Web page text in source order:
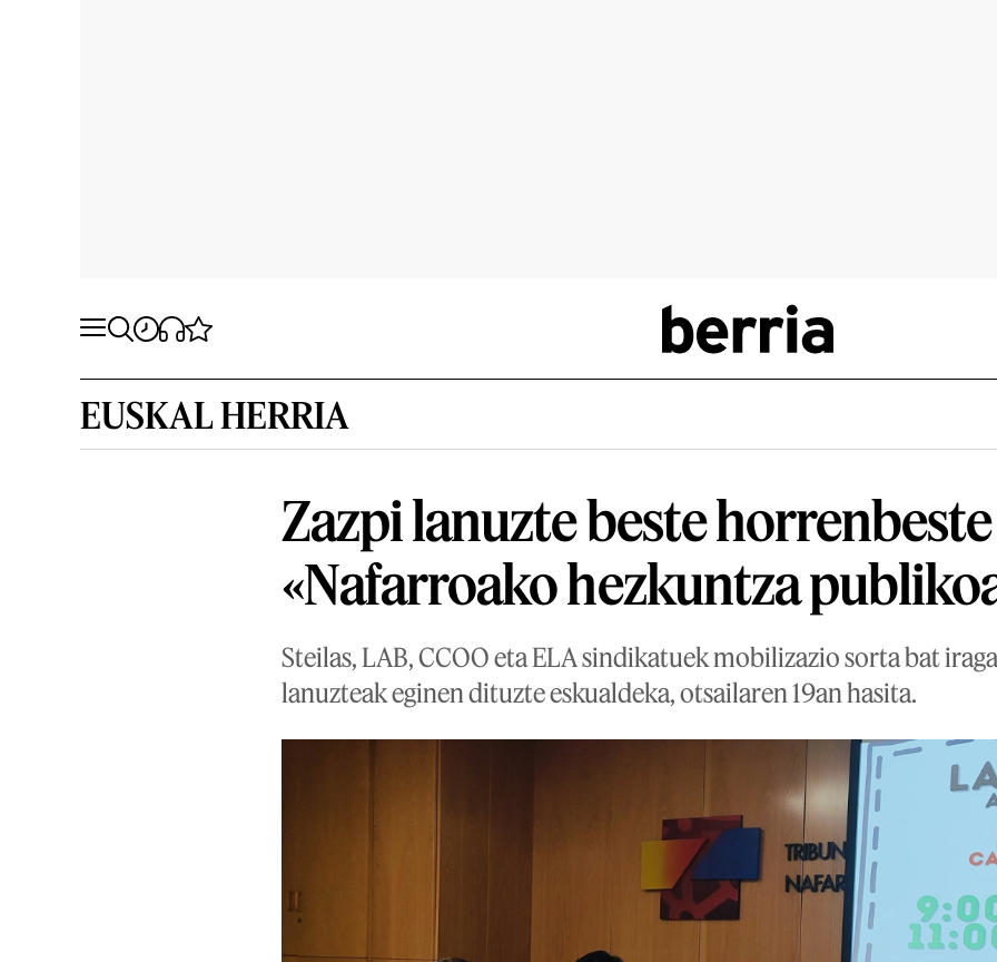
EUSKAL HERRIA
Zazpi lanuzte beste
«Nafarroako hezkuntza
Steilas, LAB, CCOO eta ELA sindikatuek mobilizazio sorta bat
lanuzteak eginen dituzte eskualdeka, otsailaren 19an hasita.